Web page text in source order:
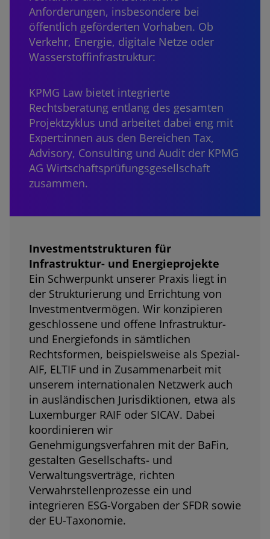
Anforderungen, insbesondere bei
öffentlich geförderten Vorhaben. Ob
Verkehr, Energie, digitale Netze oder
Wasserstoffinfrastruktur:
KPMG Law bietet integrierte
Rechtsberatung entlang des gesamten
Projektzyklus und arbeitet dabei eng mit
Expert:innen aus den Bereichen Tax,
Advisory, Consulting und Audit der KPMG
AG Wirtschaftsprüfungsgesellschaft
zusammen.
Investmentstrukturen für
Infrastruktur- und Energieprojekte
Ein Schwerpunkt unserer Praxis liegt in
der Strukturierung und Errichtung von
Investmentvermögen. Wir konzipieren
geschlossene und offene Infrastruktur-
und Energiefonds in sämtlichen
Rechtsformen, beispielsweise als Spezial-
AIF, ELTIF und in Zusammenarbeit mit
unserem internationalen Netzwerk auch
in ausländischen Jurisdiktionen, etwa als
Luxemburger RAIF oder SICAV. Dabei
koordinieren wir
Genehmigungsverfahren mit der BaFin,
gestalten Gesellschafts- und
Verwaltungsverträge, richten
Verwahrstellenprozesse ein und
integrieren ESG-Vorgaben der SFDR sowie
der EU-Taxonomie.